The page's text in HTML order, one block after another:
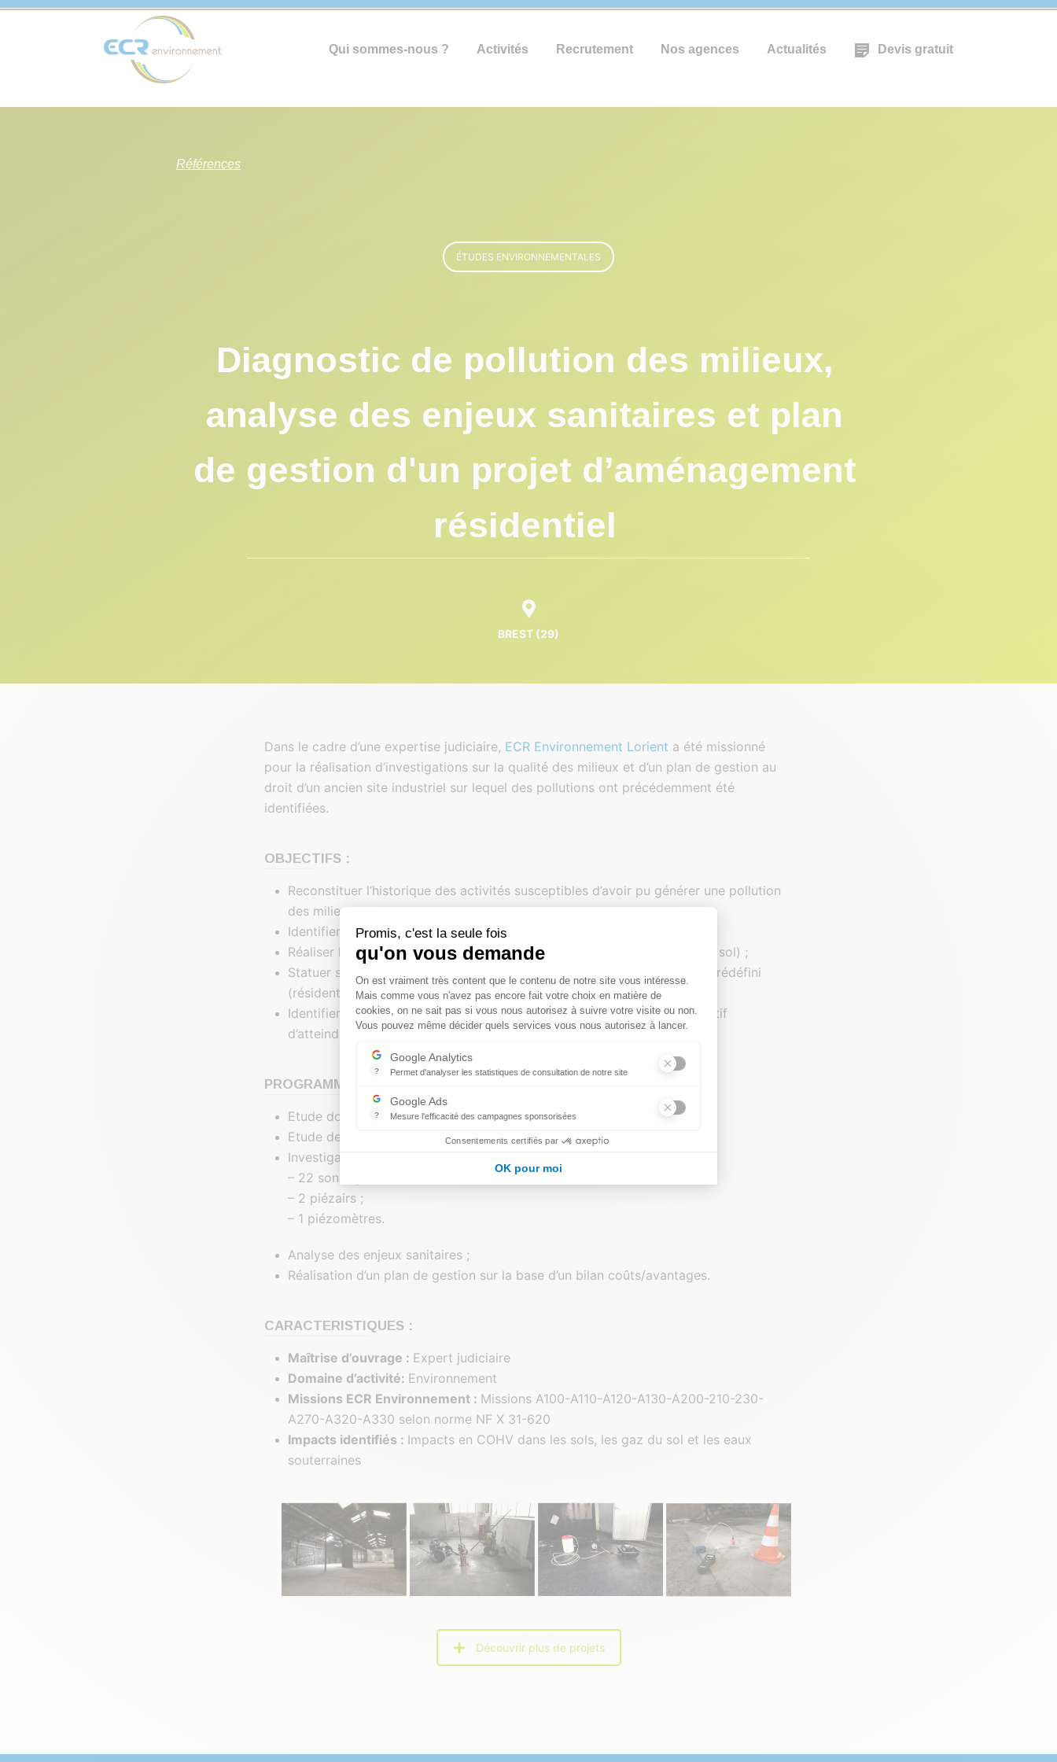
Qui sommes-nous ? Activités Recrutement Nos agences Actualités Devis gratuit
Références
ÉTUDES ENVIRONNEMENTALES
Diagnostic de pollution des milieux,
analyse des enjeux sanitaires et plan
de gestion d'un projet d’aménagement
résidentiel
BREST (29)
Dans le cadre d’une expertise judiciaire, ECR Environnement Lorient a été missionné
pour la réalisation d’investigations sur la qualité des milieux et d’un plan de gestion au
droit d’un ancien site industriel sur lequel des pollutions ont précédemment été
identifiées.
OBJECTIFS :
Reconstituer l’historique des activités susceptibles d’avoir pu générer une pollution
des milieux ;
Identifier les voies de transfert potentielles ;
Réaliser les investigations sur les milieux (sol, eau souterraine et gaz du sol) ;
Statuer sur la compatibilité entre la qualité des milieux et l’usage futur prédéfini
(résidentiel) ;
Identifier les solutions de gestion des pollutions identifiées, dans l’objectif
d’atteindre la compatibilité entre la qualité des milieux et l’usage futur.
PROGRAMME D'INVESTIGATIONS :
Etude documentaire et historique ;
Etude de vulnérabilité des milieux ;
Investigations sur les milieux ;
– 22 sondages de sol ;
– 2 piézairs ;
– 1 piézomètres.
Analyse des enjeux sanitaires ;
Réalisation d’un plan de gestion sur la base d’un bilan coûts/avantages.
CARACTERISTIQUES :
Maîtrise d’ouvrage : Expert judiciaire
Domaine d’activité: Environnement
Missions ECR Environnement : Missions A100-A110-A120-A130-A200-210-230-
A270-A320-A330 selon norme NF X 31-620
Impacts identifiés : Impacts en COHV dans les sols, les gaz du sol et les eaux
souterraines
Découvrir plus de projets
Promis, c'est la seule fois
qu'on vous demande
Plateforme de Gestion du Consentement : Personnalisez vos Options
On est vraiment très content que le contenu de notre site vous intéresse.
Mais comme vous n'avez pas encore fait votre choix en matière de
cookies, on ne sait pas si vous nous autorisez à suivre votre visite ou non.
Vous pouvez même décider quels services vous nous autorisez à lancer.
?
Google Analytics
Permet d'analyser les statistiques de consultation de notre site
?
Google Ads
Mesure l'efficacité des campagnes sponsorisées
Consentements certifiés par
OK pour moi